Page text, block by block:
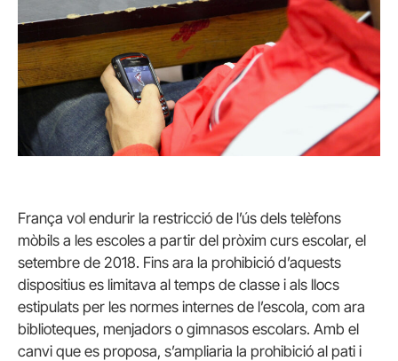
França vol endurir la restricció de l’ús dels telèfons
mòbils a les escoles a partir del pròxim curs escolar, el
setembre de 2018. Fins ara la prohibició d’aquests
dispositius es limitava al temps de classe i als llocs
estipulats per les normes internes de l’escola, com ara
biblioteques, menjadors o gimnasos escolars. Amb el
canvi que es proposa, s’ampliaria la prohibició al pati i